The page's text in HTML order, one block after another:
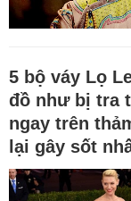
5 bộ váy Lọ
đồ như bị tra
ngay trên
lại gây sốt